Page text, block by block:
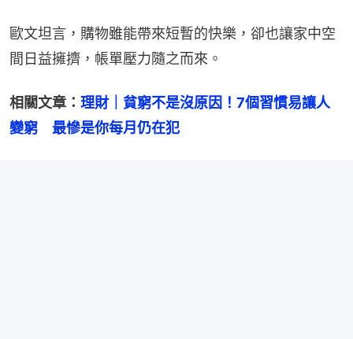
歐文坦言，購物雖能帶來短暫的快樂，卻也讓家中空
間日益擁擠，帳單壓力隨之而來。
相關文章： 理財｜貧窮不是沒原因！7個習慣易讓人
變窮　最慘是你每月仍在犯